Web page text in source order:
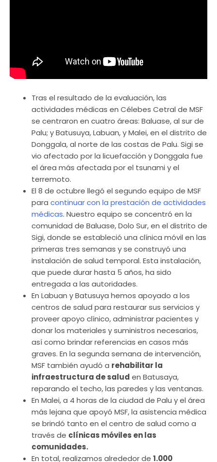
Tras el resultado de la evaluación, las
actividades médicas en Célebes Cetral de MSF
se centraron en cuatro áreas: Baluase, al sur de
Palu; y Batusuya, Labuan, y Malei, en el distrito de
Donggala, al norte de las costas de Palu. Sigi se
vio afectado por la licuefacción y Donggala fue
el área más afectada por el tsunami y el
terremoto.
El 8 de octubre llegó el segundo equipo de MSF
para continuar con la prestación de actividades
médicas. Nuestro equipo se concentró en la
comunidad de Baluase, Dolo Sur, en el distrito de
Sigi, donde se estableció una clínica móvil en las
primeras tres semanas y se construyó una
instalación de salud temporal. Esta instalación,
que puede durar hasta 5 años, ha sido
entregada a las autoridades.
En Labuan y Batusuya hemos apoyado a los
centros de salud para restaurar sus servicios y
proveer apoyo clínico, administrar pacientes y
donar los materiales y suministros necesarios,
así como brindar referencias en casos más
graves. En la segunda semana de intervención,
MSF también ayudó a rehabilitar la
infraestructura de salud en Batusaya,
reparando el techo, las paredes y las ventanas.
En Malei, a 4 horas de la ciudad de Palu y el área
más lejana que apoyó MSF, la asistencia médica
se brindó tanto en el centro de salud como a
través de clínicas móviles en las
comunidades.
En total, realizamos alrededor de 1.000